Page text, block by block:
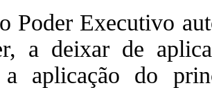
Poder Executivo
a deixar de
a aplicação do